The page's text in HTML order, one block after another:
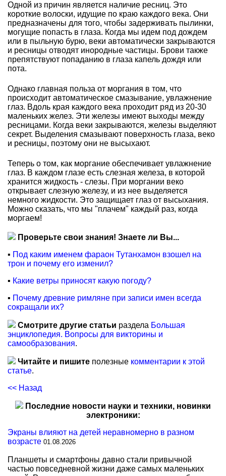
Одной из причин является наличие ресниц. Это
короткие волоски, идущие по краю каждого века. Они
предназначены для того, чтобы задерживать пылинки,
могущие попасть в глаза. Когда мы идем под дождем
или в пыльную бурю, веки автоматически закрываются
и ресницы отводят инородные частицы. Брови также
препятствуют попаданию в глаза капель дождя или
пота.
Однако главная польза от моргания в том, что
происходит автоматическое смазывание, увлажнение
глаз. Вдоль края каждого века проходит ряд из 20-30
маленьких желез. Эти железы имеют выходы между
ресницами. Когда веки закрываются, железы выделяют
секрет. Выделения смазывают поверхность глаза, веко
и ресницы, поэтому они не высыхают.
Теперь о том, как моргание обеспечивает увлажнение
глаз. В каждом глазе есть слезная железа, в которой
хранится жидкость - слезы. При моргании веко
открывает слезную железу, и из нее выделяется
немного жидкости. Это защищает глаз от высыхания.
Можно сказать, что мы "плачем" каждый раз, когда
моргаем!
Проверьте свои знания! Знаете ли Вы...
▪ Под каким именем фараон Тутанхамон взошел на
трон и почему его изменил?
▪ Какие ветры приносят какую погоду?
▪ Почему древние римляне при записи имен всегда
сокращали их?
Смотрите другие статьи раздела Большая
энциклопедия. Вопросы для викторины и
самообразования.
Читайте и пишите полезные комментарии к этой
статье.
<< Назад
Последние новости науки и техники, новинки
электроники:
Экраны влияют на детей неравномерно в разном
возрасте 01.08.2026
Планшеты и смартфоны давно стали привычной
частью повседневной жизни даже самых маленьких